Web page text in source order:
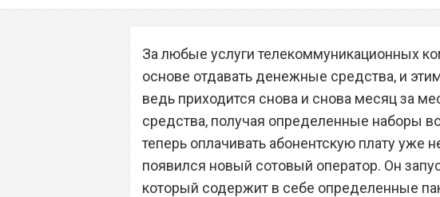
Новый сотовый
бесплатный тарифный
мобильным
SMS и голосовыми
За любые услуги телекоммуникационных
основе отдавать денежные средства, и
ведь приходится снова и снова месяц за
средства, получая определенные наборы
теперь оплачивать абонентскую плату уже
появился новый сотовый оператор. Он
который содержит в себе определенные